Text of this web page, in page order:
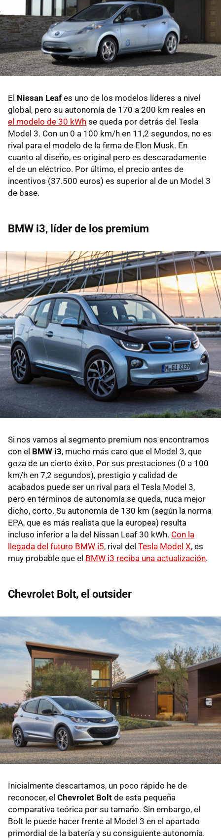
El Nissan Leaf es uno de los modelos líderes a nivel
global, pero su autonomía de 170 a 200 km reales en
el modelo de 30 kWh se queda por detrás del Tesla
Model 3. Con un 0 a 100 km/h en 11,2 segundos, no es
rival para el modelo de la firma de Elon Musk. En
cuanto al diseño, es original pero es descaradamente
el de un eléctrico. Por último, el precio antes de
incentivos (37.500 euros) es superior al de un Model 3
de base.
BMW i3, líder de los premium
Si nos vamos al segmento premium nos encontramos
con el BMW i3, mucho más caro que el Model 3, que
goza de un cierto éxito. Por sus prestaciones (0 a 100
km/h en 7,2 segundos), prestigio y calidad de
acabados puede ser un rival para el Tesla Model 3,
pero en términos de autonomía se queda, nuca mejor
dicho, corto. Su autonomía de 130 km (según la norma
EPA, que es más realista que la europea) resulta
incluso inferior a la del Nissan Leaf 30 kWh. Con la
llegada del futuro BMW i5, rival del Tesla Model X, es
muy probable que el BMW i3 reciba una actualización.
Chevrolet Bolt, el outsider
Inicialmente descartamos, un poco rápido he de
reconocer, el Chevrolet Bolt de esta pequeña
comparativa teórica por su tamaño. Sin embargo, el
Bolt le puede hacer frente al Model 3 en el apartado
primordial de la batería y su consiguiente autonomía.